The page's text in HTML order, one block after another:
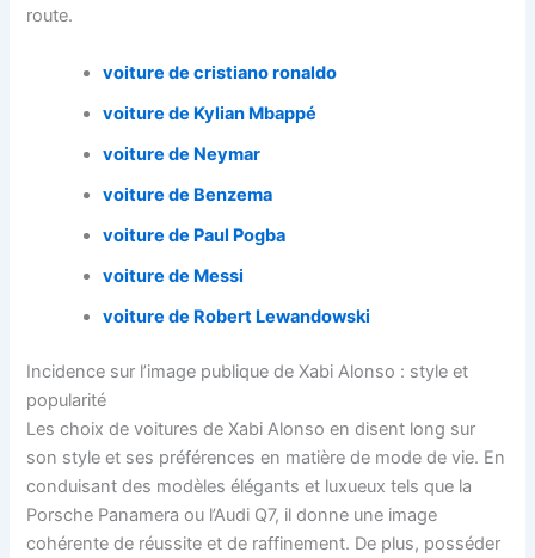
route.
voiture de cristiano ronaldo
voiture de Kylian Mbappé
voiture de Neymar
voiture de Benzema
voiture de Paul Pogba
voiture de Messi
voiture de Robert Lewandowski
Incidence sur l’image publique de Xabi Alonso : style et
popularité
Les choix de voitures de Xabi Alonso en disent long sur
son style et ses préférences en matière de mode de vie. En
conduisant des modèles élégants et luxueux tels que la
Porsche Panamera ou l’Audi Q7, il donne une image
cohérente de réussite et de raffinement. De plus, posséder